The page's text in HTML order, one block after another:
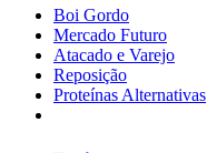
Boi Gordo
Mercado Futuro
Atacado e Varejo
Reposição
Proteínas Alternativas